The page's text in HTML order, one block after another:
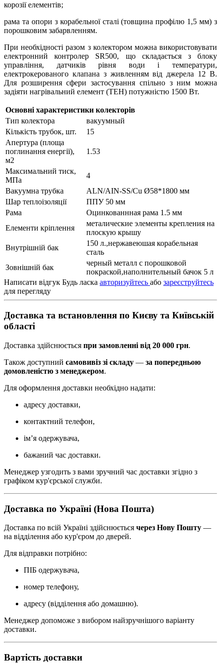
корозії елементів;
рама та опори з корабельної сталі (товщина профілю 1,5 мм) з
порошковим забарвленням.
При необхідності разом з колектором можна використовувати
електронний контролер SR500, що складається з блоку
управління, датчиків рівня води і температури,
електрокерованого клапана з живленням від джерела 12 В.
Для розширення сфери застосування спільно з ним можна
задіяти нагрівальний елемент (ТЕН) потужністю 1500 Вт.
Основні характеристики колекторів
Тип колектора
вакуумный
Кількість трубок, шт.
15
Апертура (площа
поглинання енергії),
м2
1.53
Максимальний тиск,
МПа
4
Вакуумна трубка
ALN/AIN-SS/Cu Ø58*1800 мм
Шар теплоізоляції
ППУ 50 мм
Рама
Оцинкованнная рама 1.5 мм
Елементи кріплення
металические элементы крепления на
плоскую крышу
Внутрішній бак
150 л.,нержавеюшая корабельная
сталь
Зовнішній бак
черный металл с порошковой
покраской,наполнительный бачок 5 л
Написати відгук Будь ласка авторизуйтесь або зареєструйтесь
для перегляду
Доставка та встановлення по Києву та Київській
області
Доставка здійснюється при замовленні від 20 000 грн.
Також доступний самовивіз зі складу — за попередньою
домовленістю з менеджером.
Для оформлення доставки необхідно надати:
адресу доставки,
контактний телефон,
ім’я одержувача,
бажаний час доставки.
Менеджер узгодить з вами зручний час доставки згідно з
графіком кур'єрської служби.
Доставка по Україні (Нова Пошта)
Доставка по всій Україні здійснюється через Нову Пошту —
на відділення або кур'єром до дверей.
Для відправки потрібно:
ПІБ одержувача,
номер телефону,
адресу (відділення або домашню).
Менеджер допоможе з вибором найзручнішого варіанту
доставки.
Вартість доставки